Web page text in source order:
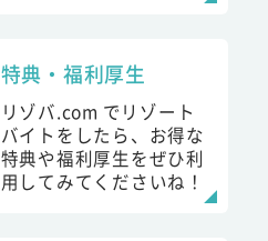
特典・福利厚生
リゾバ.com でリゾート
バイトをしたら、お得な
特典や福利厚生をぜひ利
用してみてくださいね！